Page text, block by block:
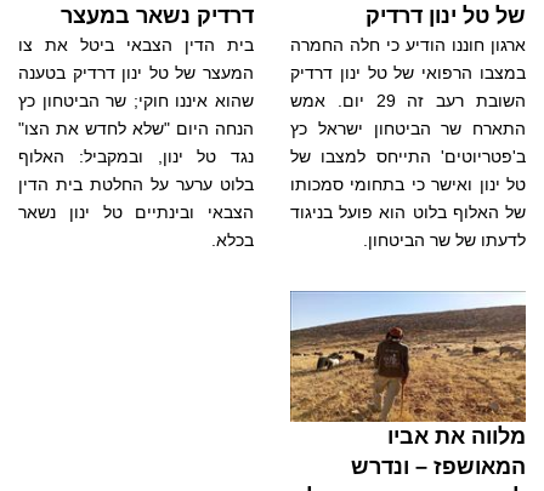
של טל ינון דרדיק
ארגון חוננו הודיע כי חלה החמרה
במצבו הרפואי של טל ינון דרדיק
השובת רעב זה 29 יום. אמש
התארח שר הביטחון ישראל כץ
ב'פטריוטים' התייחס למצבו של
טל ינון ואישר כי בתחומי סמכותו
של האלוף בלוט הוא פועל בניגוד
לדעתו של שר הביטחון.
דרדיק נשאר במעצר
בית הדין הצבאי ביטל את צו
המעצר של טל ינון דרדיק בטענה
שהוא איננו חוקי; שר הביטחון כץ
הנחה היום "שלא לחדש את הצו"
נגד טל ינון, ובמקביל: האלוף
בלוט ערער על החלטת בית הדין
הצבאי ובינתיים טל ינון נשאר
בכלא.
מלווה את אביו
המאושפז – ונדרש